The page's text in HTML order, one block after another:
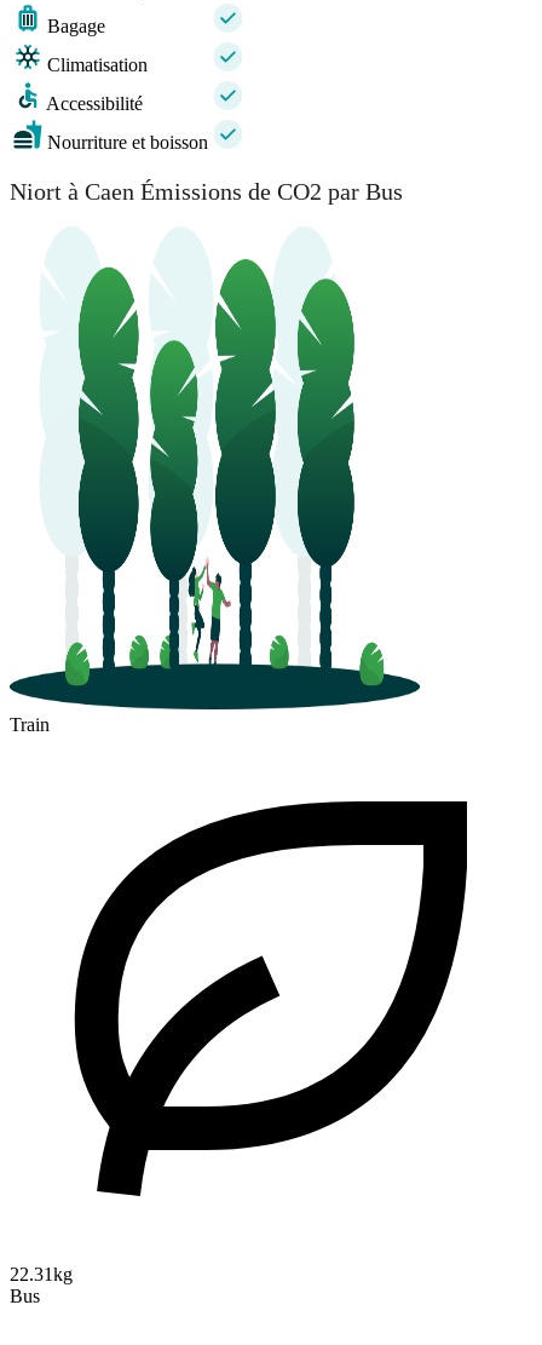
Bagage
Climatisation
Accessibilité
Nourriture et boisson
Niort à Caen Émissions de CO2 par Bus
Train
22.31kg
Bus